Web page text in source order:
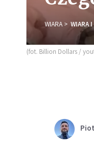
WIARA WIARA
(fot. Billion Dollars /